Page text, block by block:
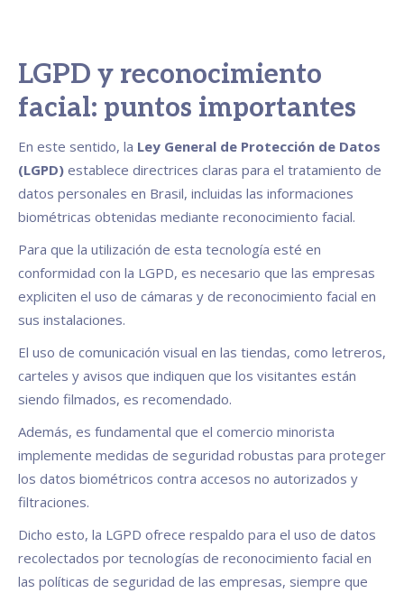
LGPD y reconocimiento
facial: puntos importantes
En este sentido, la Ley General de Protección de Datos
(LGPD) establece directrices claras para el tratamiento de
datos personales en Brasil, incluidas las informaciones
biométricas obtenidas mediante reconocimiento facial.
Para que la utilización de esta tecnología esté en
conformidad con la LGPD, es necesario que las empresas
expliciten el uso de cámaras y de reconocimiento facial en
sus instalaciones.
El uso de comunicación visual en las tiendas, como letreros,
carteles y avisos que indiquen que los visitantes están
siendo filmados, es recomendado.
Además, es fundamental que el comercio minorista
implemente medidas de seguridad robustas para proteger
los datos biométricos contra accesos no autorizados y
filtraciones.
Dicho esto, la LGPD ofrece respaldo para el uso de datos
recolectados por tecnologías de reconocimiento facial en
las políticas de seguridad de las empresas, siempre que